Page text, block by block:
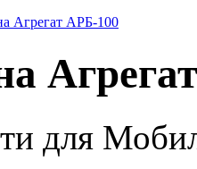
Агрегат АРБ-100
для